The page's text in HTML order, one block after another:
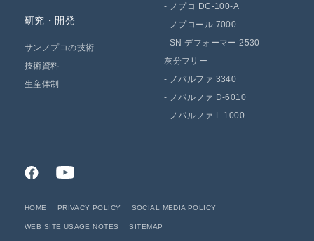
- ノプコ DC-100-A
- ノプコール 7000
-SN デフォーマー 2530
灰分フリー
- ノパルファ 3340
- ノパルファ D-6010
- ノパルファ L-1000
研究・開発
サンノプコの技術
技術資料
生産体制
HOME PRIVACY POLICY SOCIAL MEDIA POLICY
WEB SITE USAGE NOTES SITEMAP